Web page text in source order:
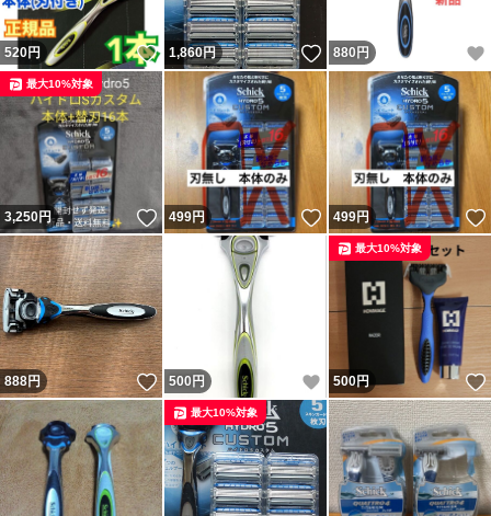
#シェービング
#5枚刃
#キャンプ
#旅行
520円 いいね！
1,860円 いいね！
880 円
3,250円 いいね！
最大10%対象
499円 いいね！
499円
888円 いいね！
500 円 いいね！
500円
最大10%対象
最大10%対象